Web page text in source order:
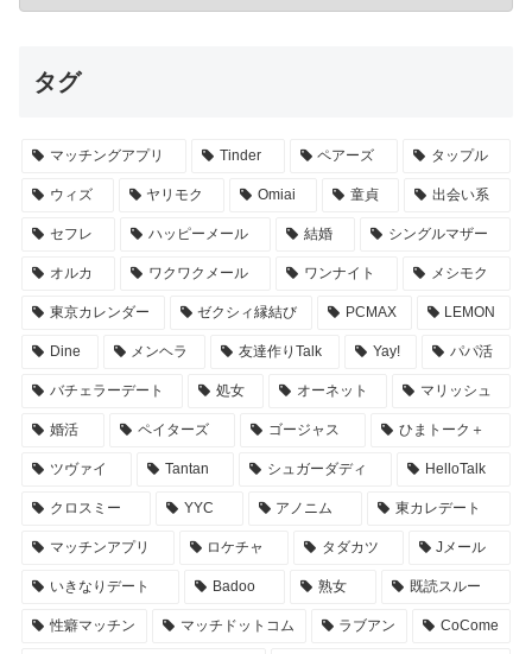
タグ
マッチングアプリ Tinder ペアーズ タップル
ウィズ ヤリモク Omiai 童貞 出会い系
セフレ ハッピーメール 結婚 シングルマザー
オルカ ワクワクメール ワンナイト メシモク
東京カレンダー ゼクシィ縁結び PCMAX LEMON
Dine メンヘラ 友達作りTalk Yay! パパ活
バチェラーデート 処女 オーネット マリッシュ
婚活 ペイターズ ゴージャス ひまトーク＋
ツヴァイ Tantan シュガーダディ HelloTalk
クロスミー YYC アノニム 東カレデート
マッチンアプリ ロケチャ タダカツ Jメール
いきなりデート Badoo 熟女 既読スルー
性癖マッチン マッチドットコム ラブアン CoCome